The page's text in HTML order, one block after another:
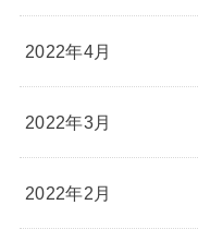
2022年4月
2022年3月
2022年2月